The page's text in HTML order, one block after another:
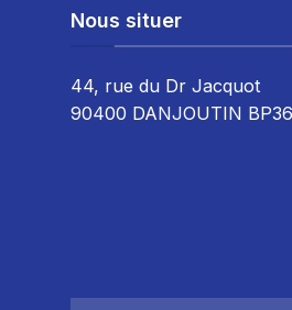
Nous situer
44, rue du Dr Jacquot
90400 DANJOUTIN BP36